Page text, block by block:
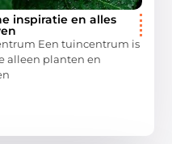
inspiratie en alles
Een tuincentrum is
alleen planten en